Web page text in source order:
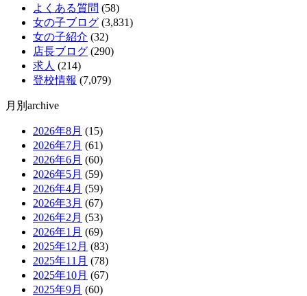
よくある質問 (58)
女の子ブログ (3,831)
女の子紹介 (32)
店長ブログ (290)
求人 (214)
登校情報 (7,079)
月別archive
2026年8月 (15)
2026年7月 (61)
2026年6月 (60)
2026年5月 (59)
2026年4月 (59)
2026年3月 (67)
2026年2月 (53)
2026年1月 (69)
2025年12月 (83)
2025年11月 (78)
2025年10月 (67)
2025年9月 (60)